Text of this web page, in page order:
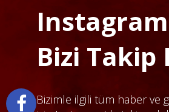
Bizi Takip
Bizimle ilgili tüm haber ve